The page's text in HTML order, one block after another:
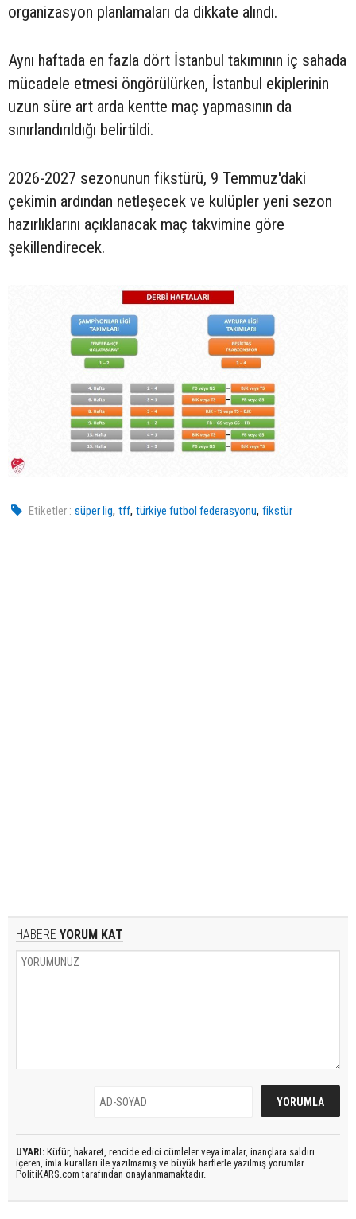
organizasyon planlamaları da dikkate alındı.
Aynı haftada en fazla dört İstanbul takımının iç sahada
mücadele etmesi öngörülürken, İstanbul ekiplerinin
uzun süre art arda kentte maç yapmasının da
sınırlandırıldığı belirtildi.
2026-2027 sezonunun fikstürü, 9 Temmuz'daki
çekimin ardından netleşecek ve kulüpler yeni sezon
hazırlıklarını açıklanacak maç takvimine göre
şekillendirecek.
Etiketler : süper lig,tff,türkiye futbol federasyonu,fikstür
HABERE YORUM KAT
UYARI: Küfür, hakaret, rencide edici cümleler veya imalar, inançlara saldırı
içeren, imla kuralları ile yazılmamış ve büyük harflerle yazılmış yorumlar
PolitiKARS.com tarafından onaylanmamaktadır.